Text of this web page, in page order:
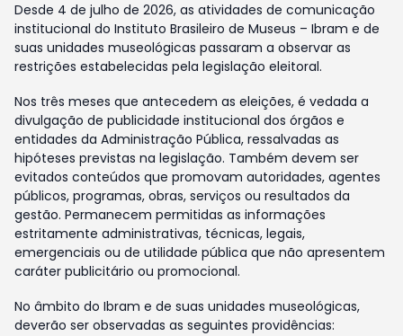
Desde 4 de julho de 2026, as atividades de comunicação
institucional do Instituto Brasileiro de Museus – Ibram e de
suas unidades museológicas passaram a observar as
restrições estabelecidas pela legislação eleitoral.
Nos três meses que antecedem as eleições, é vedada a
divulgação de publicidade institucional dos órgãos e
entidades da Administração Pública, ressalvadas as
hipóteses previstas na legislação. Também devem ser
evitados conteúdos que promovam autoridades, agentes
públicos, programas, obras, serviços ou resultados da
gestão. Permanecem permitidas as informações
estritamente administrativas, técnicas, legais,
emergenciais ou de utilidade pública que não apresentem
caráter publicitário ou promocional.
No âmbito do Ibram e de suas unidades museológicas,
deverão ser observadas as seguintes providências: